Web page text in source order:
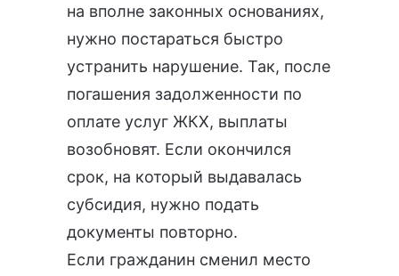
на вполне законных основаниях,
нужно постараться быстро
устранить нарушение. Так, после
погашения задолженности по
оплате услуг ЖКХ, выплаты
возобновят. Если окончился
срок, на который выдавалась
субсидия, нужно подать
документы повторно.
Если гражданин сменил место